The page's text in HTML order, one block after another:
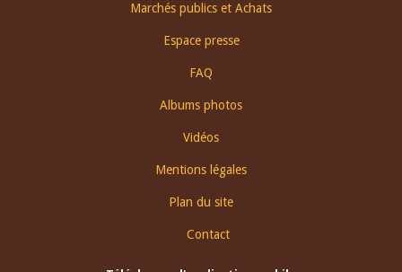
Marchés publics et Achats
Espace presse
FAQ
Albums photos
Vidéos
Mentions légales
Plan du site
Contact